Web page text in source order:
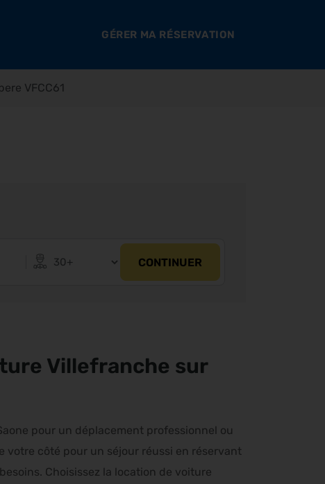
GÉRER MA RÉSERVATION
VFCC61
CONTINUER
Villefranche sur
pour un déplacement professionnel ou
votre côté pour un séjour réussi en réservant
Choisissez la location de voiture